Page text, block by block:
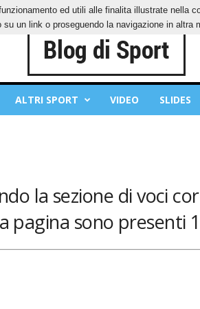
POLICY
ALTRI SPORT VIDEO SLIDES
la sezione di voci
pagina sono presenti
ed utili alle finalita illustrate nella
un link o proseguendo la navigazione in